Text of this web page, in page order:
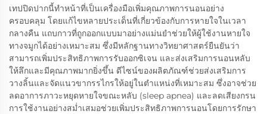
เทปปิดปากนี้ทำหน้าที่เป็นเครื่องมือเพิ่มคุณภาพการนอนอย่าง
ครอบคลุม โดยแก้ไขหลายประเด็นที่เกี่ยวข้องกับการหายใจในเวลา
กลางคืน แถบกาวที่ถูกออกแบบมาอย่างแม่นยำช่วยให้ผู้ใช้งานหายใจ
ทางจมูกได้อย่างเหมาะสม ซึ่งมีหลักฐานทางวิทยาศาสตร์ยืนยันว่า
สามารถเพิ่มประสิทธิภาพการรับออกซิเจน และส่งเสริมการนอนหลับ
ให้ลึกและมีคุณภาพมากยิ่งขึ้น ดีไซน์ของผลิตภัณฑ์ช่วยส่งเสริมการ
วางลิ้นและจัดแนวขากรรไกรให้อยู่ในตำแหน่งที่เหมาะสม ซึ่งอาจช่วย
ลดอาการภาวะหยุดหายใจขณะหลับ (sleep apnea) และลดเสียงกรน
การใช้งานอย่างสม่ำเสมอช่วยเพิ่มประสิทธิภาพการนอนโดยการรักษา